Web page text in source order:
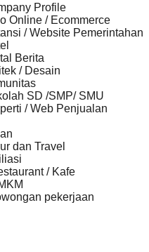
Profile
Online / Ecommerce
/ Website Pemerintahan
Berita
/ Desain
SD /SMP/ SMU
/ Web Penjualan
dan Travel
/ Kafe
pekerjaan